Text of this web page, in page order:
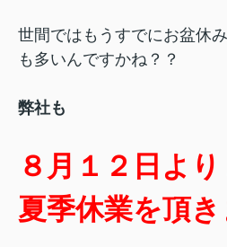
世間ではもうすでにお盆休
も多いんですかね？？
弊社も
８月１２日よ
夏季休業を頂き